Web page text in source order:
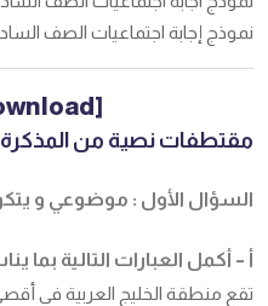
نموذج إجابة اجتماعيات الصف السادس
[Docs_Download]
مقتطفات نصية من
السؤال الأول : موضوعي و
أ – أكمل العبارات التالية
تقع منطقة الخليج العربية في